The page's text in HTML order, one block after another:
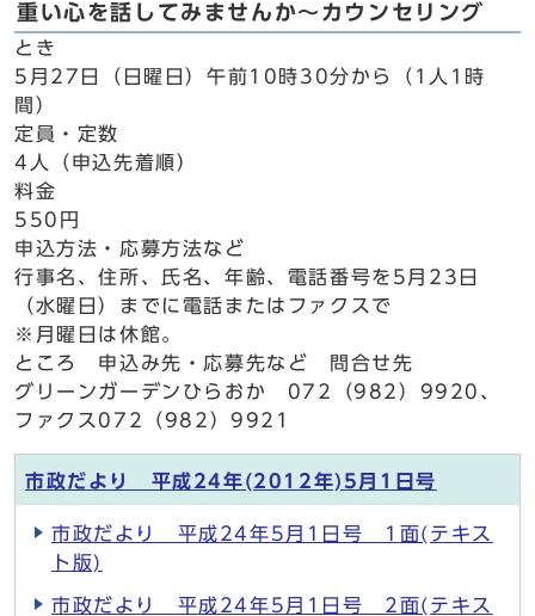
重い心を話してみませんか～カウンセリング
とき
5月27日（日曜日）午前10時30分から（1人1時
間）
定員・定数
4人（申込先着順）
料金
550円
申込方法・応募方法など
行事名、住所、氏名、年齢、電話番号を5月23日
（水曜日）までに電話またはファクスで
※月曜日は休館。
ところ 申込み先・応募先など 問合せ先
グリーンガーデンひらおか 072（982）9920、
ファクス072（982）9921
市政だより 平成24年(2012年)5月1日号
市政だより 平成24年5月1日号 1面(テキス
ト版)
市政だより 平成24年5月1日号 2面(テキス